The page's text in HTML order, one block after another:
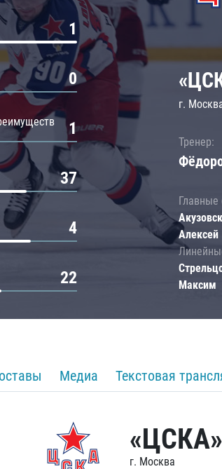
1
0
1
37
4
22
г.
Тренер:
Главные
Алексей
Максим
Медиа Текстовая
«ЦСКА»
г. Москва